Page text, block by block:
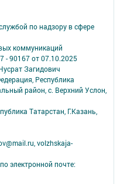
по надзору в сфере
коммуникаций
90167 от 07.10.2025
Загидович
Республика
район, с. Верхний Услон,
Татарстан, Г.Казань,
volzhskaja-
электронной почте: